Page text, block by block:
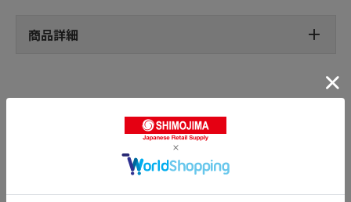
商品詳細
パンシール・菓子シールの人気商品との比較